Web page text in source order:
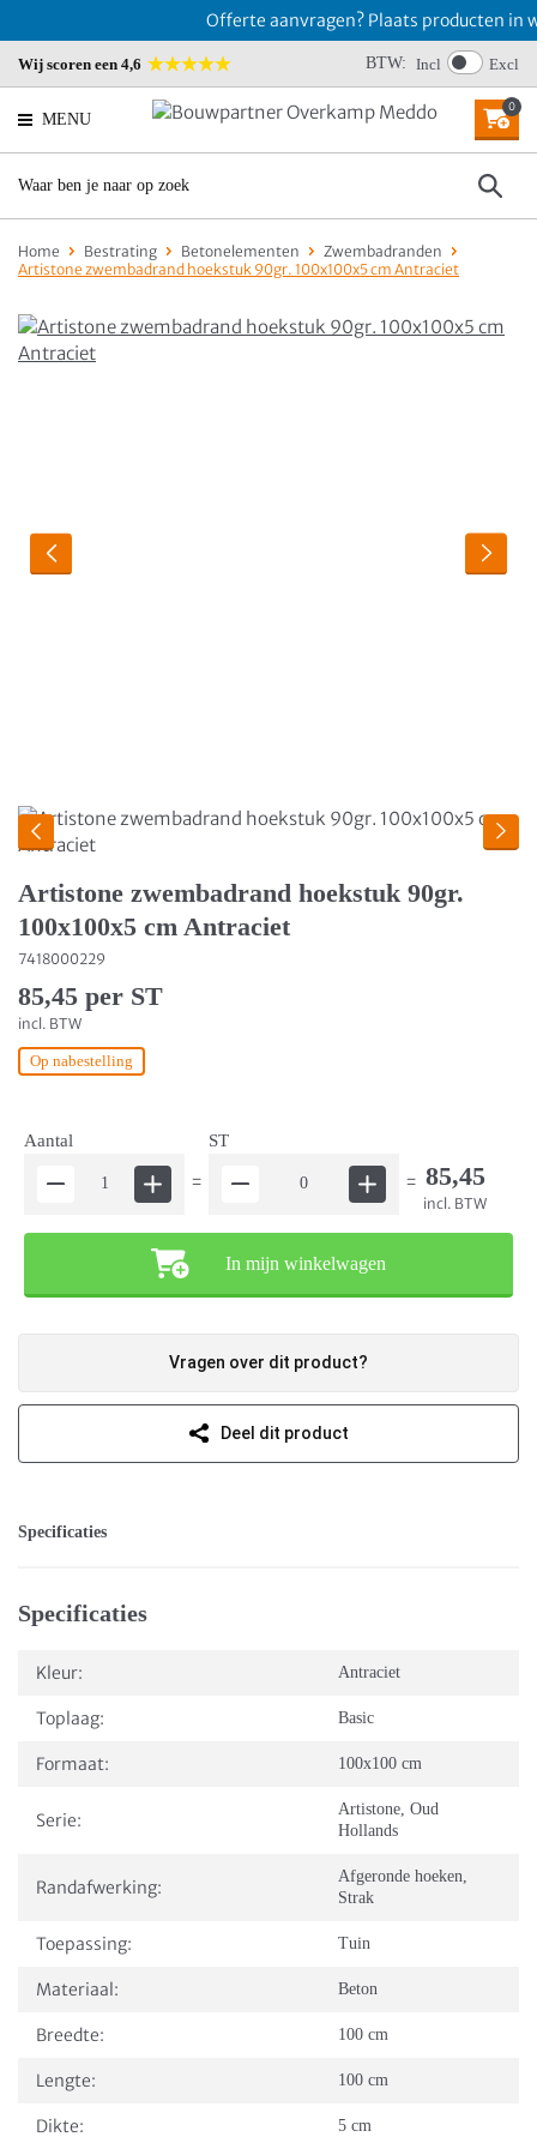
Offerte aanvragen? Plaats producten in
Wij scoren een 4,6 BTW: Incl Excl
MENU
0
Home Bestrating Betonelementen
Zwembadranden
Artistone zwembadrand hoekstuk 90gr. 100x100x5 cm Antraciet
Artistone zwembadrand hoekstuk 90gr.
100x100x5 cm Antraciet
7418000229
85,45 per ST
incl. BTW
Op nabestelling
Aantal
=
ST
= 85,45
incl. BTW
In mijn winkelwagen
Vragen over dit product?
Deel dit product
Specificaties
Specificaties
Kleur: Antraciet
Toplaag: Basic
Formaat: 100x100 cm
Serie:
Artistone ,Oud
Hollands
Randafwerking:
Afgeronde hoeken
Strak
Toepassing: Tuin
Materiaal: Beton
Breedte: 100 cm
Lengte: 100 cm
Dikte: 5 cm